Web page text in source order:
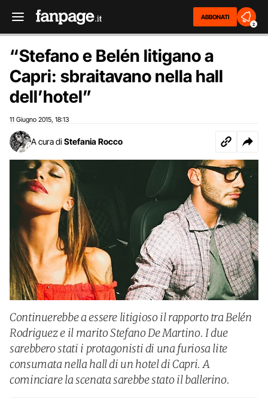
ABBONATI
2
“Stefano e Belén litigano a
Capri: sbraitavano nella hall
dell’hotel”
11 Giugno 2015 18:13
A cura di Stefania Rocco
Continuerebbe a essere litigioso il rapporto tra Belén
Rodriguez e il marito Stefano De Martino. I due
sarebbero stati i protagonisti di una furiosa lite
consumata nella hall di un hotel di Capri. A
cominciare la scenata sarebbe stato il ballerino.